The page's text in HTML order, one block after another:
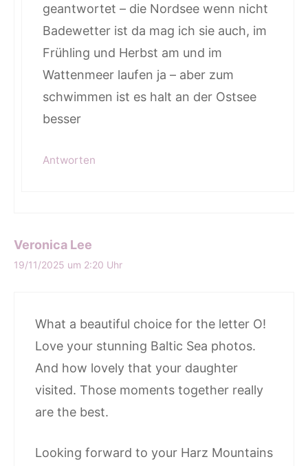
geantwortet – die Nordsee wenn nicht
Badewetter ist da mag ich sie auch, im
Frühling und Herbst am und im
Wattenmeer laufen ja – aber zum
schwimmen ist es halt an der Ostsee
besser
Antworten
Veronica Lee
19/11/2025 um 2:20 Uhr
What a beautiful choice for the letter O!
Love your stunning Baltic Sea photos.
And how lovely that your daughter
visited. Those moments together really
are the best.
Looking forward to your Harz Mountains